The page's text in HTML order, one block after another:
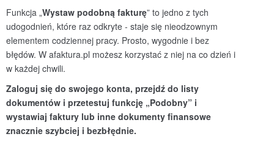
Funkcja „Wystaw podobną fakturę” to jedno z tych
udogodnień, które raz odkryte - staje się nieodzownym
elementem codziennej pracy. Prosto, wygodnie i bez
błędów. W afaktura.pl możesz korzystać z niej na co dzień i
w każdej chwili.
Zaloguj się do swojego konta, przejdź do listy
dokumentów i przetestuj funkcję „Podobny” i
wystawiaj faktury lub inne dokumenty finansowe
znacznie szybciej i bezbłędnie.